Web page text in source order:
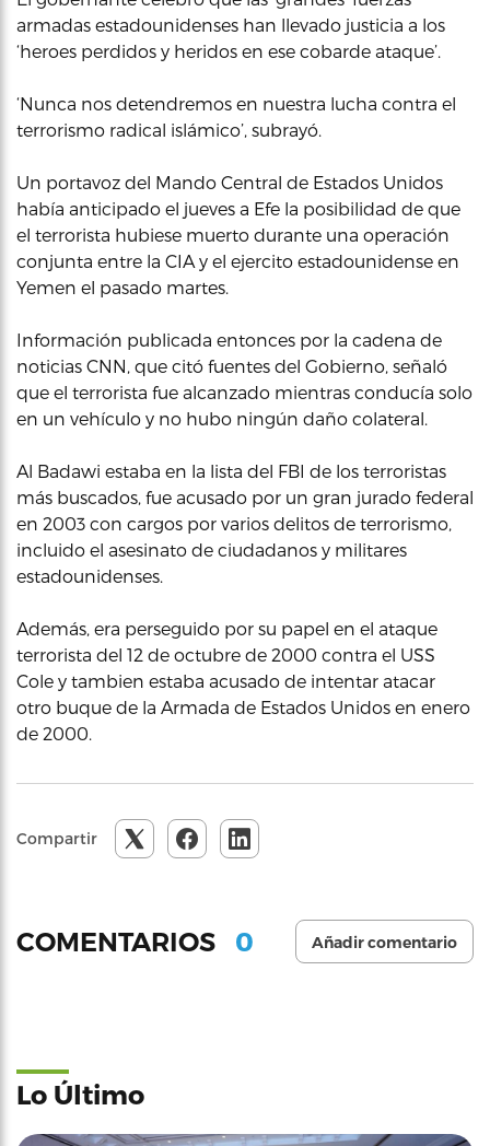
armadas estadounidenses han llevado justicia a los
‘heroes perdidos y heridos en ese cobarde ataque’.
‘Nunca nos detendremos en nuestra lucha contra el
terrorismo radical islámico’, subrayó.
Un portavoz del Mando Central de Estados Unidos
había anticipado el jueves a Efe la posibilidad de que
el terrorista hubiese muerto durante una operación
conjunta entre la CIA y el ejercito estadounidense en
Yemen el pasado martes.
Información publicada entonces por la cadena de
noticias CNN, que citó fuentes del Gobierno, señaló
que el terrorista fue alcanzado mientras conducía solo
en un vehículo y no hubo ningún daño colateral.
Al Badawi estaba en la lista del FBI de los terroristas
más buscados, fue acusado por un gran jurado federal
en 2003 con cargos por varios delitos de terrorismo,
incluido el asesinato de ciudadanos y militares
estadounidenses.
Además, era perseguido por su papel en el ataque
terrorista del 12 de octubre de 2000 contra el USS
Cole y tambien estaba acusado de intentar atacar
otro buque de la Armada de Estados Unidos en enero
de 2000.
Compartir
COMENTARIOS 0 Añadir comentario
Lo Último